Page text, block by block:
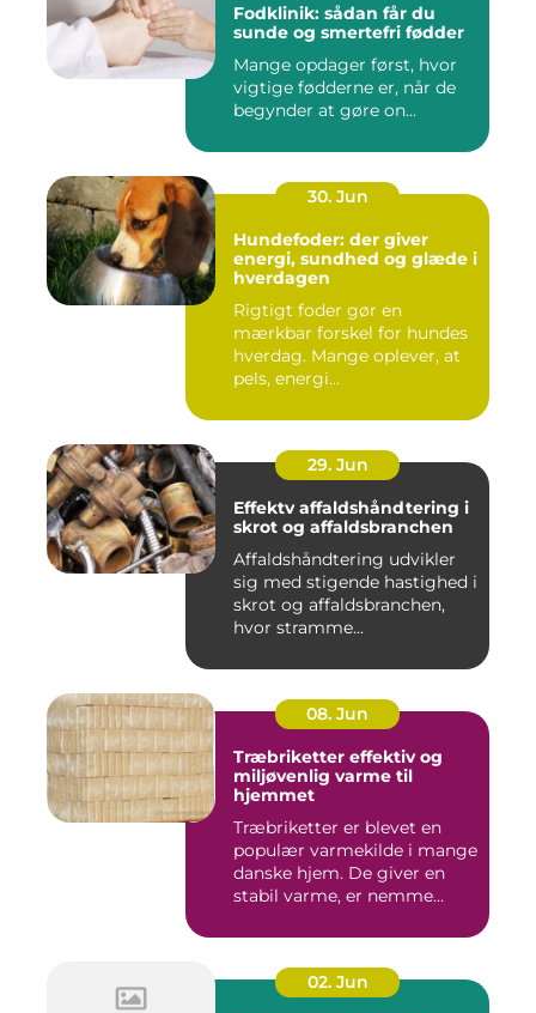
Fodklinik: sådan får du
sunde og smertefri fødder
Mange opdager først, hvor
vigtige fødderne er, når de
begynder at gøre on...
30. Jun
Hundefoder: der giver
energi, sundhed og glæde i
hverdagen
Rigtigt foder gør en
mærkbar forskel for hundes
hverdag. Mange oplever, at
pels, energi...
29. Jun
Effektv affaldshåndtering i
skrot og affaldsbranchen
Affaldshåndtering udvikler
sig med stigende hastighed i
skrot og affaldsbranchen,
hvor stramme...
08. Jun
Træbriketter effektiv og
miljøvenlig varme til
hjemmet
Træbriketter er blevet en
populær varmekilde i mange
danske hjem. De giver en
stabil varme, er nemme...
02. Jun